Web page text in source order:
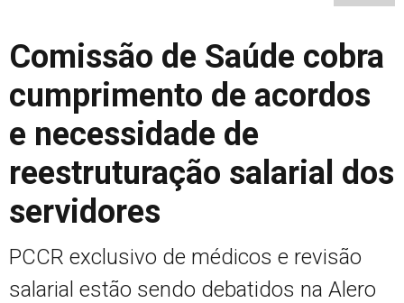
Comissão de Saúde cobra
cumprimento de acordos
e necessidade de
reestruturação salarial dos
servidores
PCCR exclusivo de médicos e revisão
salarial estão sendo debatidos na Alero